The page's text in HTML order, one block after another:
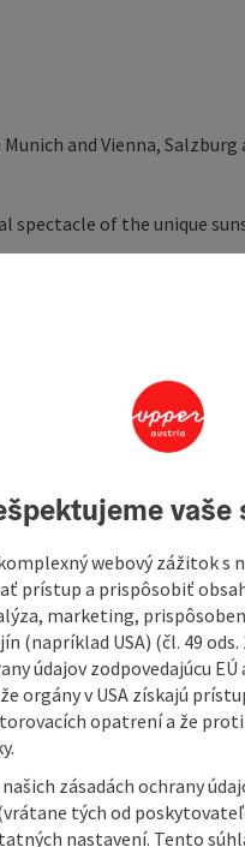
and Vienna, Salzburg
spectacle of the unique
the roof terrace
webový zážitok s
prístup a prispôsobiť
marketing,
(napríklad USA) (čl. 49
údajov zodpovedajúcu
orgány v USA získajú
opatrení a že
zásadách ochrany
tých od
nastavení. Tento